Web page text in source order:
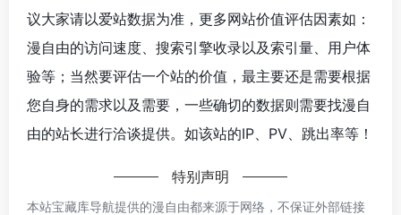
议大家请以爱站数据为准，更多网站价值评估因素如：
漫自由的访问速度、搜索引擎收录以及索引量、用户体
验等；当然要评估一个站的价值，最主要还是需要根据
您自身的需求以及需要，一些确切的数据则需要找漫自
由的站长进行洽谈提供。如该站的IP、PV、跳出率等！
特别声明
本站宝藏库导航提供的漫自由都来源于网络，不保证外部链接